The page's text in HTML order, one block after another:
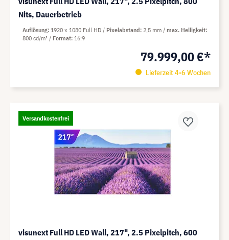
Nits, Dauerbetrieb
79.999,00 €*
Lieferzeit 4-6 Wochen
Auflösung 1920 x 1080 Full HD Pixelabstand 2,5 mm
max. Helligkeit
800 cd/m²
Format 16:9
Versandkostenfrei
visunext Full HD LED Wall, 217", 2.5 Pixelpitch, 600